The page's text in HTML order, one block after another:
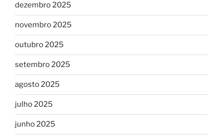
dezembro 2025
novembro 2025
outubro 2025
setembro 2025
agosto 2025
julho 2025
junho 2025